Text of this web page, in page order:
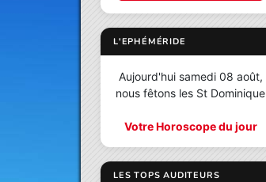
L'EPHÉMÉRIDE
Aujourd'hui samedi 08 août,
nous fêtons les St Dominique
Votre Horoscope du jour
LES TOPS AUDITEURS